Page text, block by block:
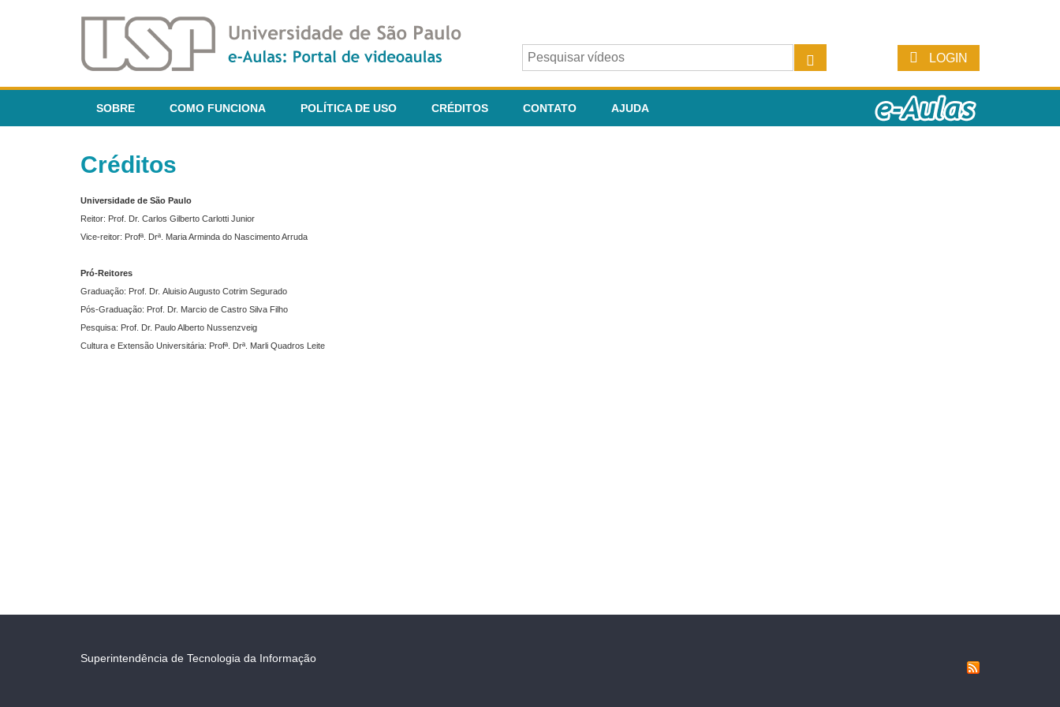
LOGIN
SOBRE COMO FUNCIONA POLÍTICA DE USO CRÉDITOS CONTATO AJUDA
Créditos
Universidade de São Paulo
Reitor: Prof. Dr. Carlos Gilberto Carlotti Junior
Vice-reitor: Profª. Drª. Maria Arminda do Nascimento Arruda
Pró-Reitores
Graduação: Prof. Dr. Aluisio Augusto Cotrim Segurado
Pós-Graduação: Prof. Dr. Marcio de Castro Silva Filho
Pesquisa: Prof. Dr. Paulo Alberto Nussenzveig
Cultura e Extensão Universitária: Profª. Drª. Marli Quadros Leite
Superintendência de Tecnologia da Informação